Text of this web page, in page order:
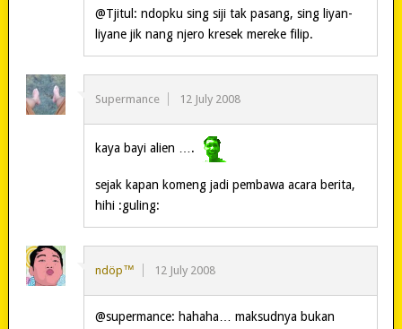
@Tjitul: ndopku sing siji tak pasang, sing liyan-
liyane jik nang njero kresek mereke filip.
Supermance 12 July 2008
kaya bayi alien ….
sejak kapan komeng jadi pembawa acara berita,
hihi :guling:
ndöp™ 12 July 2008
@supermance: hahaha… maksudnya bukan